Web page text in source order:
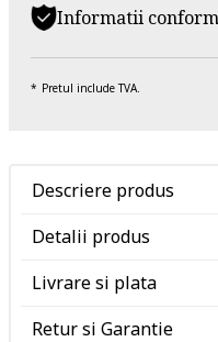
Informatii
Pretul include TVA.
Descriere produs
Detalii produs
Livrare si plata
Retur si Garantie